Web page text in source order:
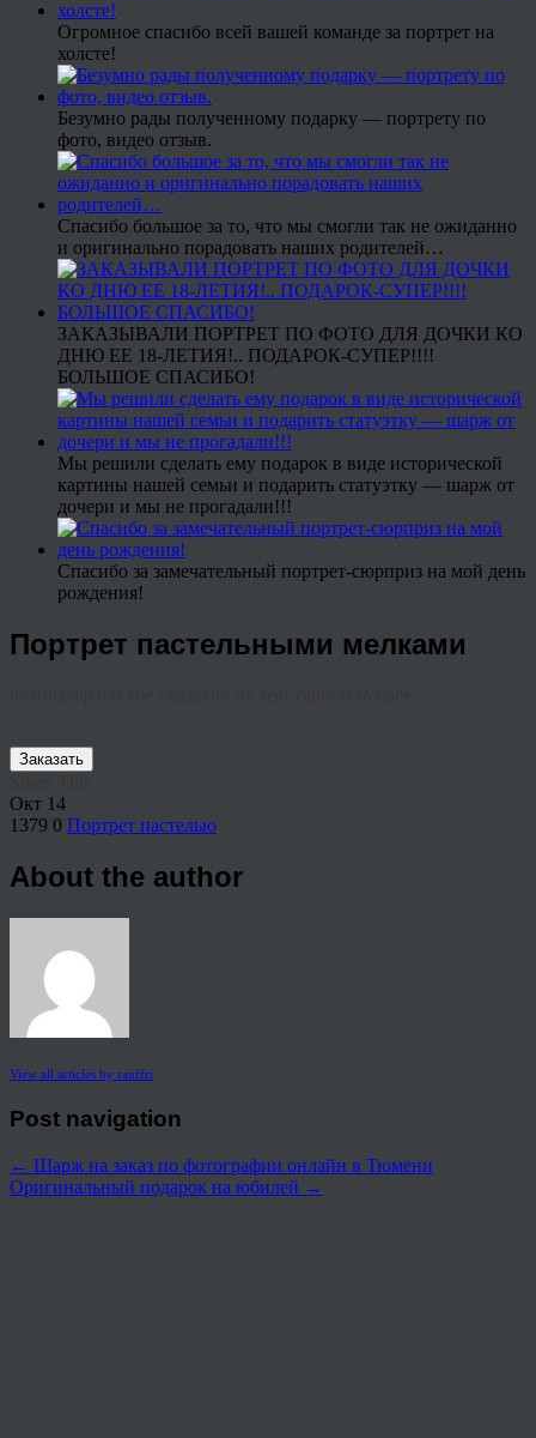
Огромное спасибо всей вашей команде за портрет на
холсте!
Безумно рады полученному подарку — портрету по
фото, видео отзыв.
Спасибо большое за то, что мы смогли так не ожиданно
и оригинально порадовать наших родителей…
ЗАКАЗЫВАЛИ ПОРТРЕТ ПО ФОТО ДЛЯ ДОЧКИ КО
ДНЮ ЕЕ 18-ЛЕТИЯ!.. ПОДАРОК-СУПЕР!!!!
БОЛЬШОЕ СПАСИБО!
Мы решили сделать ему подарок в виде исторической
картины нашей семьи и подарить статуэтку — шарж от
дочери и мы не прогадали!!!
Спасибо за замечательный портрет-сюрприз на мой день
рождения!
Портрет пастельными мелками
Заказать
Окт 14
1379 0 Портрет пастелью
About the author
View all articles by rauffri
Post navigation
← Шарж на заказ по фотографии онлайн в Тюмени
Оригинальный подарок на юбилей →